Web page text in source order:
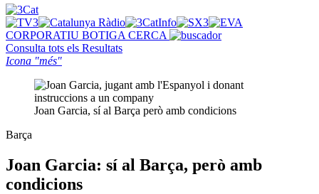
CORPORATIU BOTIGA CERCA
Consulta tots els Resultats
Icona "més"
Joan Garcia, sí al Barça però amb condicions
Barça
Joan Garcia: sí al Barça, però amb
condicions